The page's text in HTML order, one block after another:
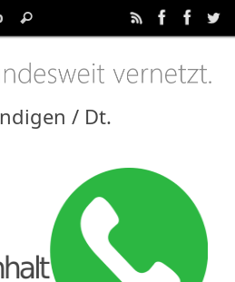
nach:
Suchen
/ Dt.